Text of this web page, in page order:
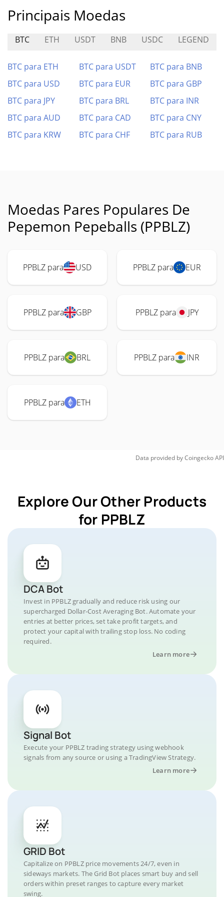
Principais Moedas
BTC ETH USDT BNB USDC LEGEND
BTC para ETH BTC para USDT
BTC para BNB
BTC para USD
BTC para EUR
BTC para GBP
BTC para JPY
BTC para BRL
BTC para INR
BTC para AUD
BTC para CAD
BTC para CNY
BTC para KRW
BTC para CHF BTC para RUB
Moedas Pares Populares De
Pepemon Pepeballs (PPBLZ)
PPBLZ para USD PPBLZ para EUR
PPBLZ para GBP PPBLZ para JPY
PPBLZ para BRL PPBLZ para INR
PPBLZ para ETH
Data provided byCoingeckoAPI
Explore Our Other Products
for PPBLZ
DCA Bot
Invest in PPBLZ gradually and reduce risk using our
supercharged Dollar-Cost Averaging Bot. Automate your
entries at better prices, set take profit targets, and
protect your capital with trailing stop loss. No coding
required.
Learn more
Signal Bot
Execute your PPBLZ trading strategy using webhook
signals from any source or using a TradingView Strategy.
Learn more
GRID Bot
Capitalize on PPBLZ price movements 24/7, even in
sideways markets. The Grid Bot places smart buy and sell
orders within preset ranges to capture every market
swing.